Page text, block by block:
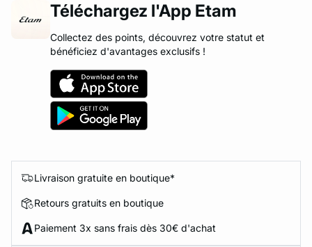
Téléchargez l'App Etam
Collectez des points, découvrez votre statut et
bénéficiez d'avantages exclusifs !
Livraison gratuite en boutique*
Retours gratuits en boutique
Paiement 3x sans frais dès 30€ d'achat